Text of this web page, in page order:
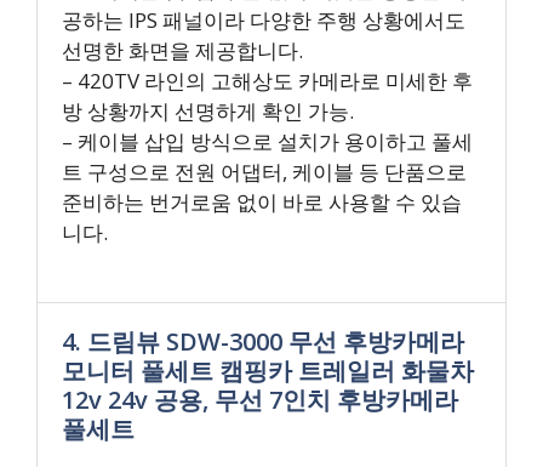
공하는 IPS 패널이라 다양한 주행 상황에서도
선명한 화면을 제공합니다.
– 420TV 라인의 고해상도 카메라로 미세한 후
방 상황까지 선명하게 확인 가능.
– 케이블 삽입 방식으로 설치가 용이하고 풀세
트 구성으로 전원 어댑터, 케이블 등 단품으로
준비하는 번거로움 없이 바로 사용할 수 있습
니다.
4. 드림뷰 SDW-3000 무선 후방카메라
모니터 풀세트 캠핑카 트레일러 화물차
12v 24v 공용, 무선 7인치 후방카메라
풀세트